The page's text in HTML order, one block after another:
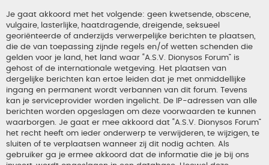
Je gaat akkoord met het volgende: geen kwetsende, obscene,
vulgaire, lasterlijke, haatdragende, dreigende, seksueel
georiënteerde of anderzijds verwerpelijke berichten te plaatsen,
die de van toepassing zijnde regels en/of wetten schenden die
gelden voor je land, het land waar “A.S.V. Dionysos Forum” is
gehost of de internationale wetgeving. Het plaatsen van
dergelijke berichten kan ertoe leiden dat je met onmiddellijke
ingang en permanent wordt verbannen van dit forum. Tevens
kan je serviceprovider worden ingelicht. De IP-adressen van alle
berichten worden opgeslagen om deze voorwaarden te kunnen
waarborgen. Je gaat er mee akkoord dat “A.S.V. Dionysos Forum”
het recht heeft om ieder onderwerp te verwijderen, te wijzigen, te
sluiten of te verplaatsen wanneer zij dit nodig achten. Als
gebruiker ga je ermee akkoord dat de informatie die je bij ons